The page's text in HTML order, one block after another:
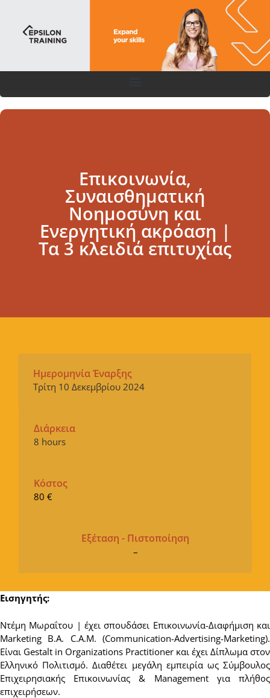
Επικοινωνία,
Συναισθηματική
Νοημοσύνη και
Ενεργητική ακρόαση |
Τα 3 κλειδιά επιτυχίας
Ημερομηνία Έναρξης
Τρίτη 10 Δεκεμβρίου 2024
Διάρκεια
8 hours
Κόστος
80 €
Εξέταση - Πιστοποίηση
–
Εισηγητής:
Ντέμη Μωραΐτου | έχει σπουδάσει Επικοινωνία-Διαφήμιση και
Μarketing B.A. C.A.M. (Communication-Advertising-Marketing).
Eίναι Gestalt in Organizations Practitioner και έχει Δίπλωμα στον
Ελληνικό Πολιτισμό. Διαθέτει μεγάλη εμπειρία ως Σύμβουλος
Επιχειρησιακής Επικοινωνίας & Management για πλήθος
επιχειρήσεων.